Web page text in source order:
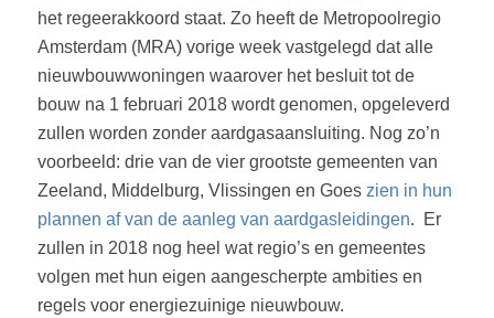
het regeerakkoord staat. Zo heeft de Metropoolregio
Amsterdam (MRA) vorige week vastgelegd dat alle
nieuwbouwwoningen waarover het besluit tot de
bouw na 1 februari 2018 wordt genomen, opgeleverd
zullen worden zonder aardgasaansluiting. Nog zo’n
voorbeeld: drie van de vier grootste gemeenten van
Zeeland, Middelburg, Vlissingen en Goes zien in hun
plannen af van de aanleg van aardgasleidingen. Er
zullen in 2018 nog heel wat regio’s en gemeentes
volgen met hun eigen aangescherpte ambities en
regels voor energiezuinige nieuwbouw.